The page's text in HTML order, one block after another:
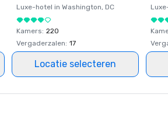
Luxe-hotel in Washington, DC
Kamers: 220
Vergaderzalen: 17
Locatie selecteren